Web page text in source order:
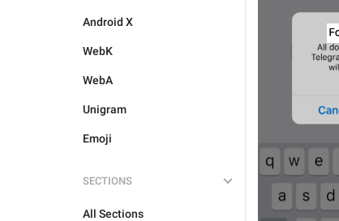
Android X
WebK
WebA
Unigram
Emoji
SECTIONS
All Sections